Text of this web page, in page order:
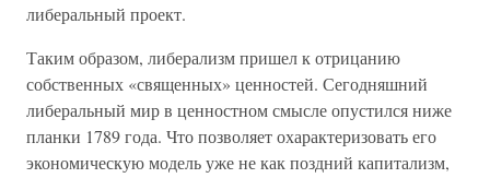
либеральный проект.
Таким образом, либерализм пришел к отрицанию
собственных «священных» ценностей. Сегодняшний
либеральный мир в ценностном смысле опустился ниже
планки 1789 года. Что позволяет охарактеризовать его
экономическую модель уже не как поздний капитализм,